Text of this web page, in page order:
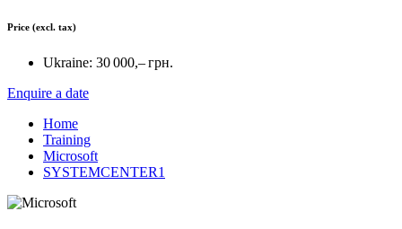
Price (excl. tax)
Ukraine: 30 000,– грн.
Enquire a date
Home
Training
Microsoft
SYSTEMCENTER1